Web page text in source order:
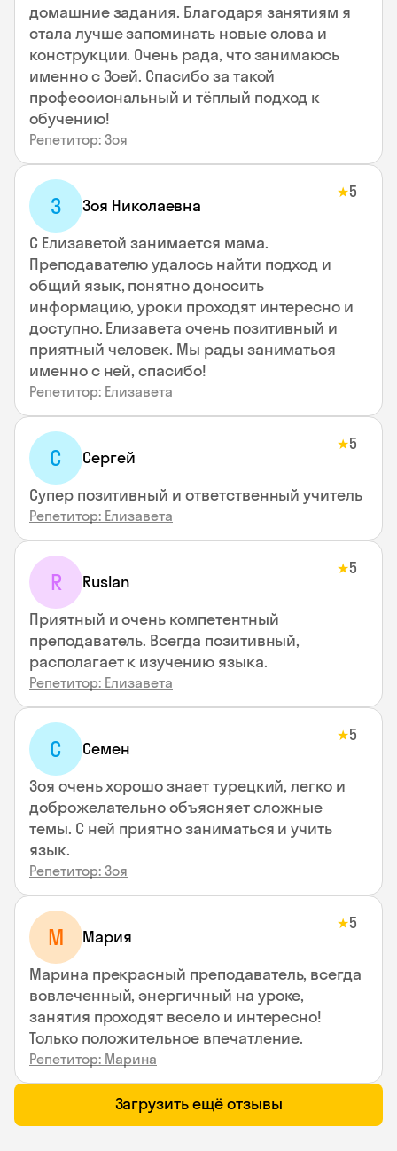
домашние задания. Благодаря занятиям я
стала лучше запоминать новые слова и
конструкции. Очень рада, что занимаюсь
именно с Зоей. Спасибо за такой
профессиональный и тёплый подход к
обучению!
Репетитор: Зоя
З Зоя Николаевна
★5
С Елизаветой занимается мама.
Преподавателю удалось найти подход и
общий язык, понятно доносить
информацию, уроки проходят интересно и
доступно. Елизавета очень позитивный и
приятный человек. Мы рады заниматься
именно с ней, спасибо!
Репетитор: Елизавета
С Сергей
★5
Супер позитивный и ответственный учитель
Репетитор: Елизавета
R Ruslan
★5
Приятный и очень компетентный
преподаватель. Всегда позитивный,
располагает к изучению языка.
Репетитор: Елизавета
С Семен
★5
Зоя очень хорошо знает турецкий, легко и
доброжелательно объясняет сложные
темы. С ней приятно заниматься и учить
язык.
Репетитор: Зоя
М Мария
★5
Марина прекрасный преподаватель, всегда
вовлеченный, энергичный на уроке,
занятия проходят весело и интересно!
Только положительное впечатление.
Репетитор: Марина
Загрузить ещё отзывы